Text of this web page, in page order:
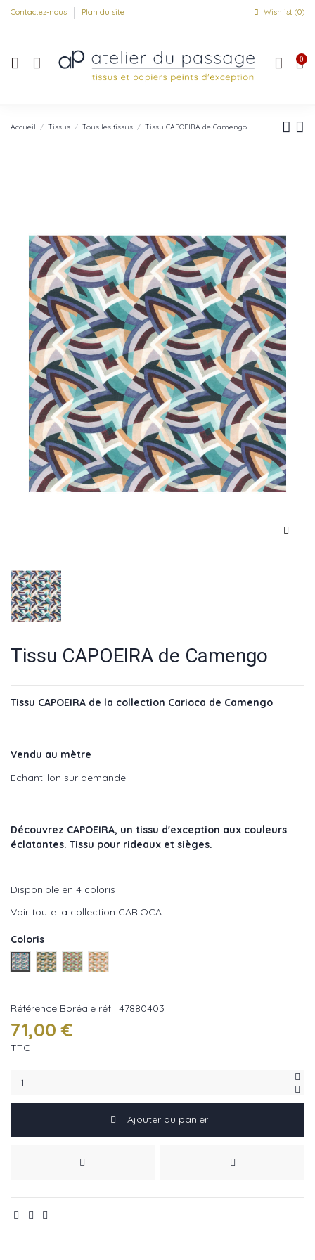
Contactez-nous Plan du site Wishlist (0)
0
Accueil Tissus Tous les tissus Tissu CAPOEIRA de Camengo
Tissu CAPOEIRA de Camengo
Tissu CAPOEIRA de la collection Carioca de Camengo
Vendu au mètre
Echantillon sur demande
Découvrez CAPOEIRA, un tissu d'exception aux couleurs
éclatantes. Tissu pour rideaux et sièges.
Disponible en 4 coloris
Voir toute la collection CARIOCA
Coloris
Boréale réf : 47880403
Navy réf : 47880356
Hollywood réf : 47880260
Safran réf : 47880144
Référence Boréale réf : 47880403
71,00 €
TTC
Ajouter au panier